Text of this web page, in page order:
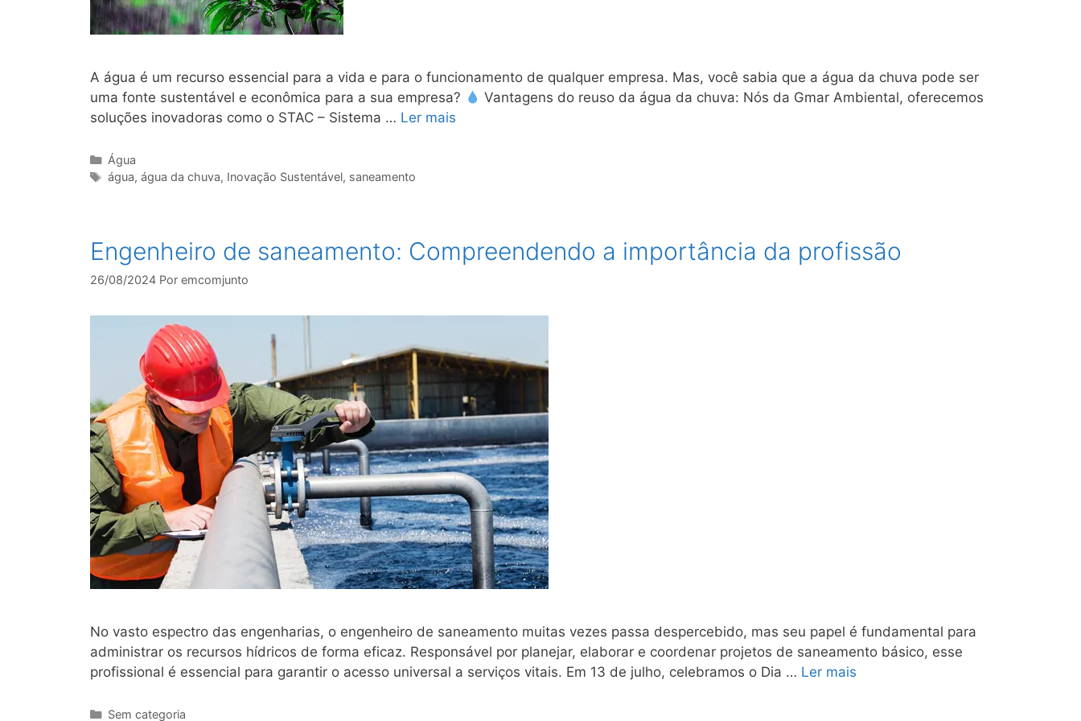
A água é um recurso essencial para a vida e para o funcionamento de qualquer empresa. Mas, você sabia que a água da chuva pode ser
uma fonte sustentável e econômica para a sua empresa?
Vantagens do reuso da água da chuva: Nós da Gmar Ambiental, oferecemos
soluções inovadoras como o STAC – Sistema … Ler mais
Água
água, água da chuva, Inovação Sustentável, saneamento
Engenheiro de saneamento: Compreendendo a importância da profissão
26/08/2024 Por emcomjunto
No vasto espectro das engenharias, o engenheiro de saneamento muitas vezes passa despercebido, mas seu papel é fundamental para
administrar os recursos hídricos de forma eficaz. Responsável por planejar, elaborar e coordenar projetos de saneamento básico, esse
profissional é essencial para garantir o acesso universal a serviços vitais. Em 13 de julho, celebramos o Dia … Ler mais
Sem categoria